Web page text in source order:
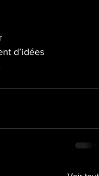
d’idées